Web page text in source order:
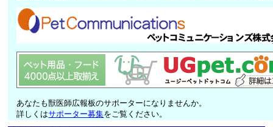
あなたも獣医師広報板のサポーターになりませんか。
詳しくはサポーター募集をご覧ください。